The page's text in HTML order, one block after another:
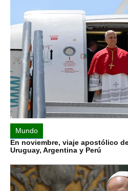
Mundo
En noviembre, viaje apostólico
Uruguay, Argentina y Perú